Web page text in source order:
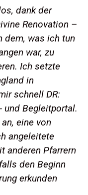
dank der
Renovation –
dem, was ich tun
war, zu
Ich setzte
in
schnell DR:
und Begleitportal.
eine von
angeleitete
anderen Pfarrern
den Beginn
erkunden